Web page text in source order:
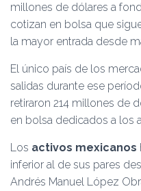
millones de dólares a
cotizan en bolsa que
la mayor entrada desde
El único país de los
salidas durante ese
retiraron 214 millones de
en bolsa dedicados a los
Los activos mexicanos
inferior al de sus pares
Andrés Manuel López